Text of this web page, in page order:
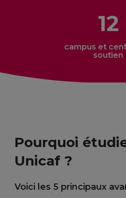
12
campus et
soutien
Pourquoi
Unicaf ?
Voici les 5 principaux